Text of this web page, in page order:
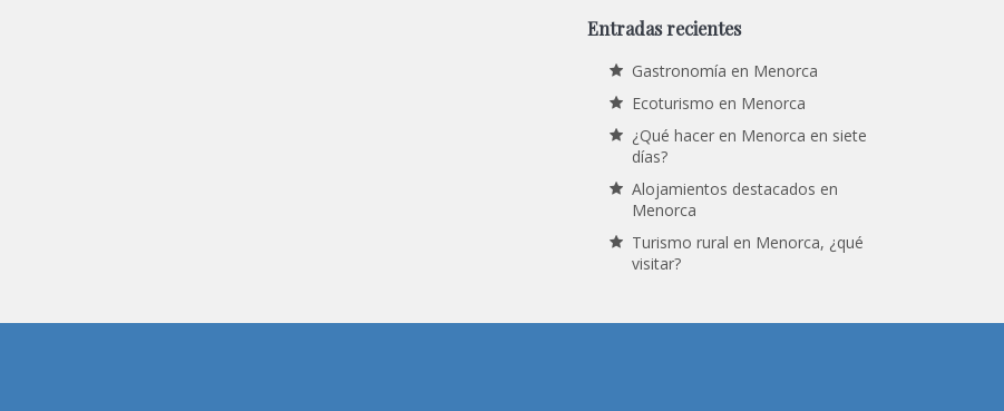
Entradas recientes
Gastronomía en Menorca
Ecoturismo en Menorca
¿Qué hacer en Menorca en siete
días?
Alojamientos destacados en
Menorca
Turismo rural en Menorca, ¿qué
visitar?